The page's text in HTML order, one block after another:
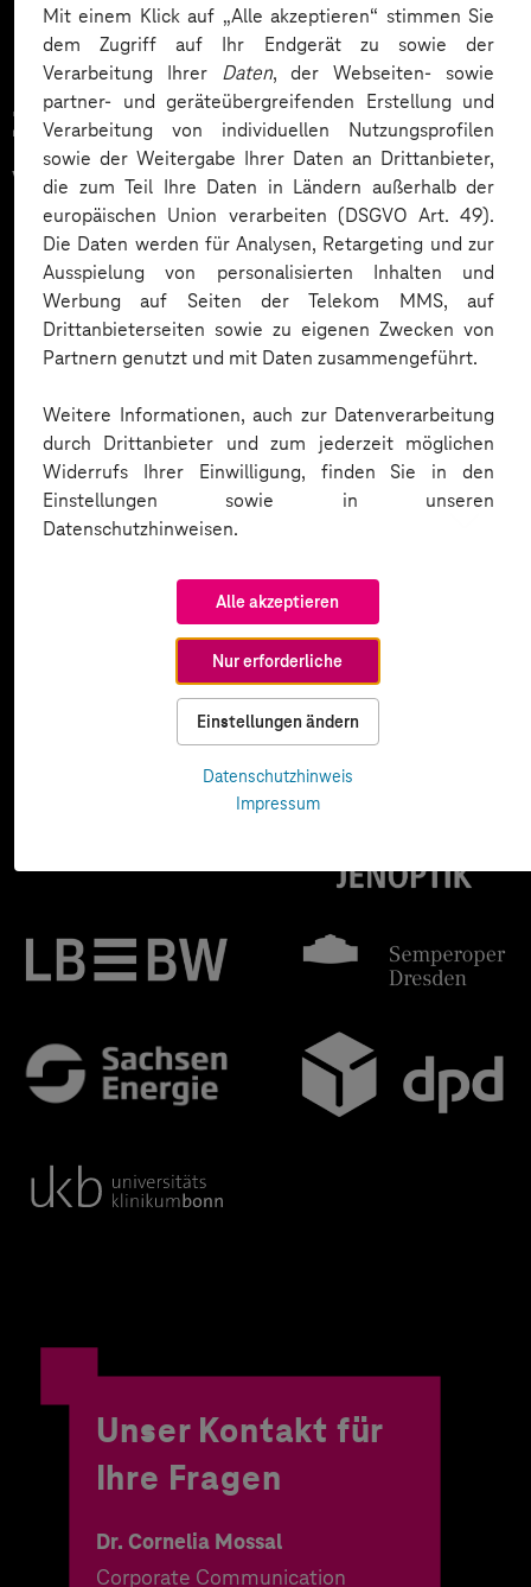
Mit einem Klick auf „Alle akzeptieren“ stimmen Sie
dem Zugriff auf Ihr Endgerät zu sowie der
Verarbeitung Ihrer Daten, der Webseiten- sowie
partner- und geräteübergreifenden Erstellung und
Verarbeitung von individuellen Nutzungsprofilen
sowie der Weitergabe Ihrer Daten an Drittanbieter,
die zum Teil Ihre Daten in Ländern außerhalb der
europäischen Union verarbeiten (DSGVO Art. 49).
Die Daten werden für Analysen, Retargeting und zur
Ausspielung von personalisierten Inhalten und
Werbung auf Seiten der Telekom MMS, auf
Drittanbieterseiten sowie zu eigenen Zwecken von
Partnern genutzt und mit Daten zusammengeführt.
Weitere Informationen, auch zur Datenverarbeitung
durch Drittanbieter und zum jederzeit möglichen
Widerrufs Ihrer Einwilligung, finden Sie in den
Einstellungen sowie in unseren
Datenschutzhinweisen.
Alle akzeptieren
Nur erforderliche
Einstellungen ändern
Datenschutzhinweis
Impressum
Zahlreiche Unternehmen
vertrauen auf unsere
Expertise. Hier eine Auswahl:
Unser Kontakt für
Ihre Fragen
Dr. Cornelia Mossal
Corporate Communication